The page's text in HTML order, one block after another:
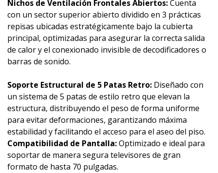
Nichos de Ventilación Frontales Abiertos:Cuenta
con un sector superior abierto dividido en 3 prácticas
repisas ubicadas estratégicamente bajo la cubierta
principal, optimizadas para asegurar la correcta salida
de calor y el conexionado invisible de decodificadores o
barras de sonido.
Soporte Estructural de 5 Patas Retro: Diseñado con
un sistema de 5 patas de estilo retro que elevan la
estructura, distribuyendo el peso de forma uniforme
para evitar deformaciones, garantizando máxima
estabilidad y facilitando el acceso para el aseo del piso.
Compatibilidad de Pantalla:Optimizado e ideal para
soportar de manera segura televisores de gran
formato de hasta 70 pulgadas.